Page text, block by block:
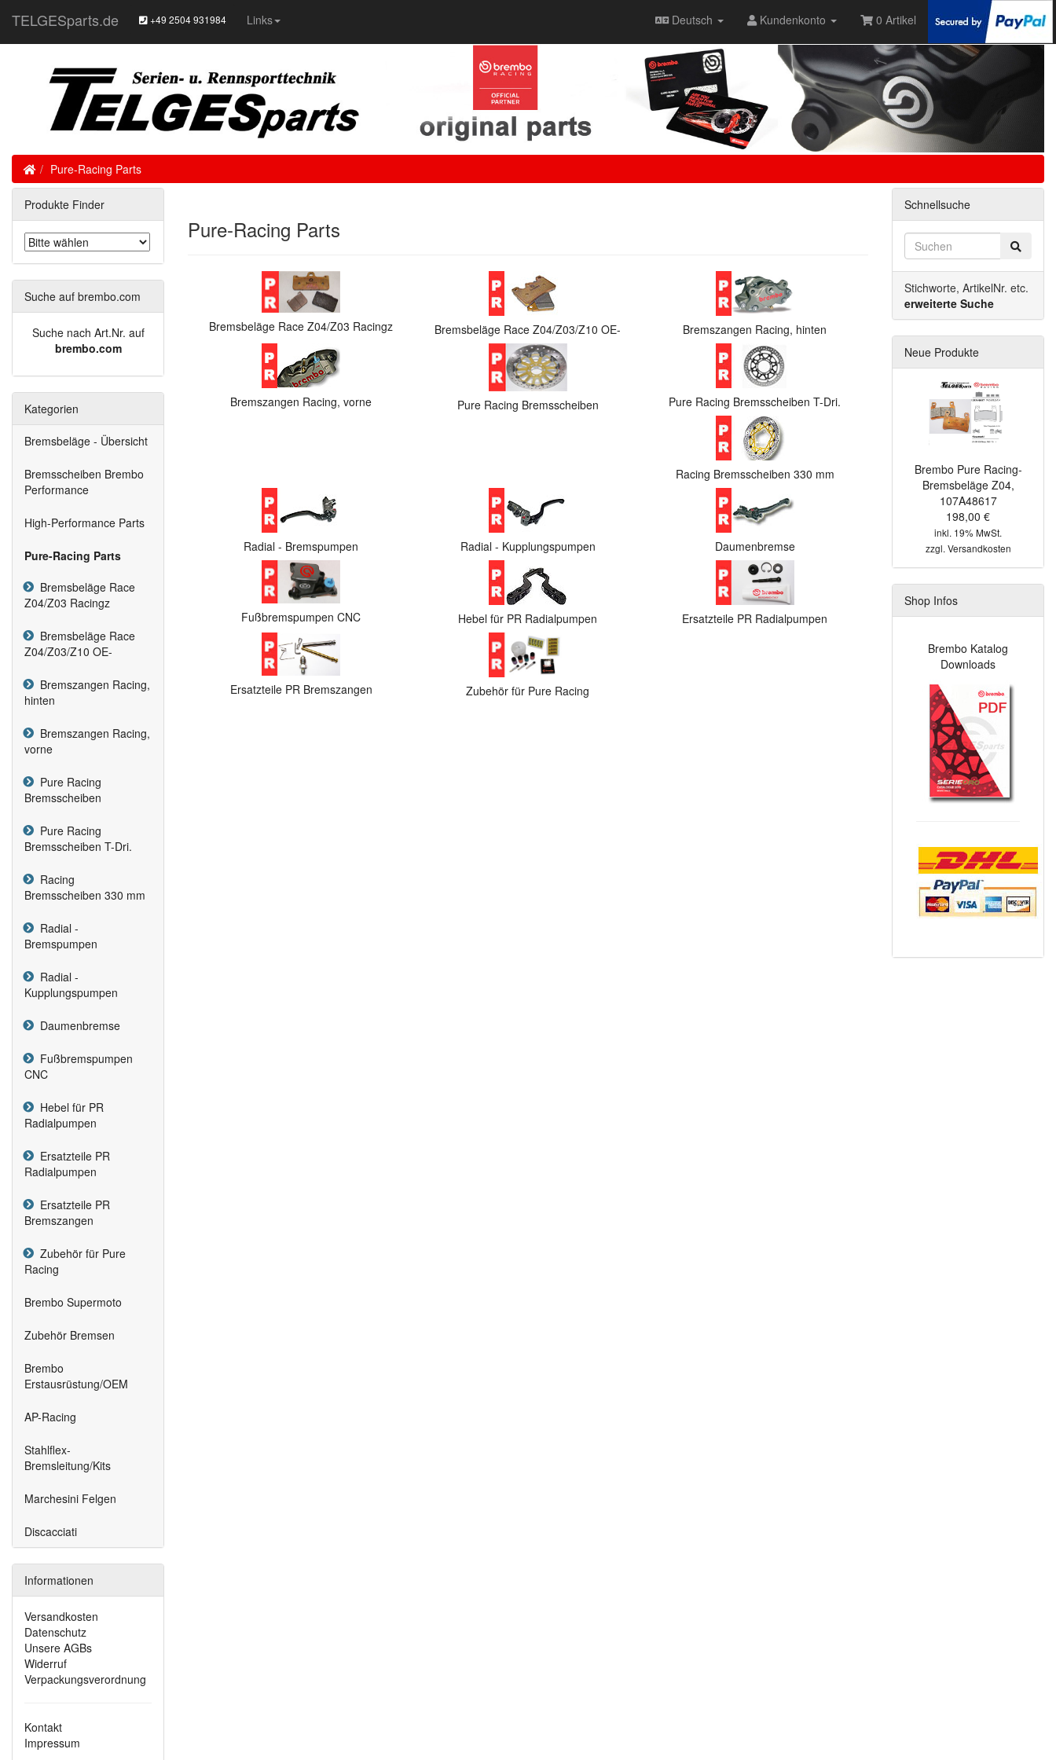
TELGESparts.de +49 2504 931984 Links Deutsch Kundenkonto 0 Artikel
HomePure-Racing Parts
Pure-Racing Parts
Bremsbeläge Race Z04/Z03 Racingz Bremsbeläge Race Z04/Z03/Z10 OE- Bremszangen Racing, hinten
Bremszangen Racing, vorne Pure Racing Bremsscheiben Pure Racing Bremsscheiben T-Dri.
Racing Bremsscheiben 330 mm
Radial - Bremspumpen Radial - Kupplungspumpen Daumenbremse
Fußbremspumpen CNC Hebel für PR Radialpumpen Ersatzteile PR Radialpumpen
Ersatzteile PR Bremszangen Zubehör für Pure Racing
Produkte Finder
Suche auf brembo.com
Suche nach Art.Nr. auf
brembo.com
Kategorien
Bremsbeläge - Übersicht
Bremsscheiben Brembo
Performance
High-Performance Parts
Pure-Racing Parts
Bremsbeläge Race
Z04/Z03 Racingz
Bremsbeläge Race
Z04/Z03/Z10 OE-
Bremszangen Racing,
hinten
Bremszangen Racing,
vorne
Pure Racing
Bremsscheiben
Pure Racing
Bremsscheiben T-Dri.
Racing
Bremsscheiben 330 mm
Radial -
Bremspumpen
Radial -
Kupplungspumpen
Daumenbremse
Fußbremspumpen
CNC
Hebel für PR
Radialpumpen
Ersatzteile PR
Radialpumpen
Ersatzteile PR
Bremszangen
Zubehör für Pure
Racing
Brembo Supermoto
Zubehör Bremsen
Brembo
Erstausrüstung/OEM
AP-Racing
Stahlflex-
Bremsleitung/Kits
Marchesini Felgen
Discacciati
Informationen
Versandkosten
Datenschutz
Unsere AGBs
Widerruf
Verpackungsverordnung
Kontakt
Impressum
Schnellsuche
Stichworte, ArtikelNr. etc.
erweiterte Suche
Neue Produkte
Brembo Pure Racing-
Bremsbeläge Z04,
107A48617
198,00 €
inkl. 19% MwSt.
zzgl. Versandkosten
Shop Infos
Brembo Katalog
Downloads